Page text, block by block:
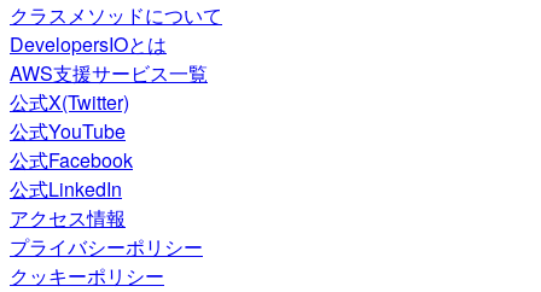
クラスメソッドについて
DevelopersIOとは
AWS支援サービス一覧
公式X(Twitter)
公式YouTube
公式Facebook
公式LinkedIn
アクセス情報
プライバシーポリシー
クッキーポリシー